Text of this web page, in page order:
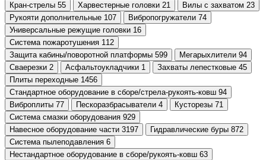
Кран-стрелы 55
Харвестерные головки 21
Вилы с захватом 23
Рукояти дополнительные 107
Вибропогружатели 74
Универсальные режущие головки 16
Система пожаротушения 112
Защита кабины/поворотной платформы 599
Мегарыхлители 94
Сваерезки 2
Асфальтоукладчики 1
Захваты лепестковые 45
Плиты переходные 1456
Стандартное оборудование в сборе/стрела-рукоять-ковш 94
Виброплиты 77
Пескоразбрасыватели 4
Кусторезы 71
Система смазки оборудования 929
Навесное оборудование части 3197
Гидравлические буры 872
Система пылеподавления 6
Нестандартное оборудование в сборе/рукоять-ковш 63